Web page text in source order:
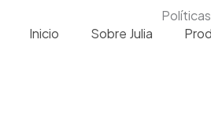
Inicio Sobre Julia